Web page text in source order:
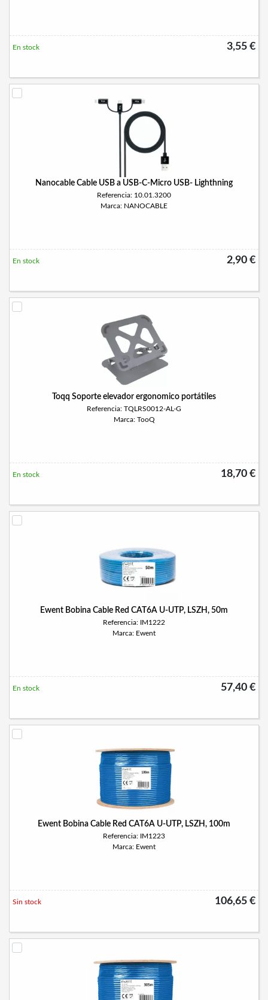
3,55 €
En stock
Nanocable Cable USB a USB-C-Micro USB- Lighthning
Referencia: 10.01.3200
Marca: NANOCABLE
2,90 €
En stock
Toqq Soporte elevador ergonomico portátiles
Referencia: TQLRS0012-AL-G
Marca: TooQ
18,70 €
En stock
Ewent Bobina Cable Red CAT6A U-UTP, LSZH, 50m
Referencia: IM1222
Marca: Ewent
57,40 €
En stock
Ewent Bobina Cable Red CAT6A U-UTP, LSZH, 100m
Referencia: IM1223
Marca: Ewent
106,65 €
Sin stock